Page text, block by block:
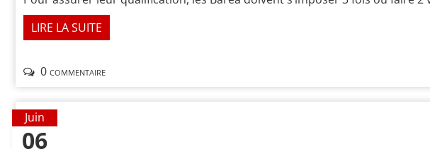
0 commentaire
LIRE LA SUITE
06
Juin